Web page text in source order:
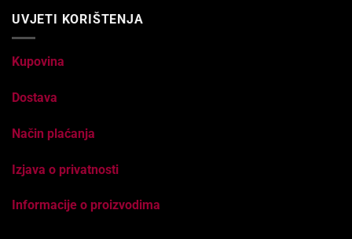
UVJETI KORIŠTENJA
Kupovina
Dostava
Način plaćanja
Izjava o privatnosti
Informacije o proizvodima